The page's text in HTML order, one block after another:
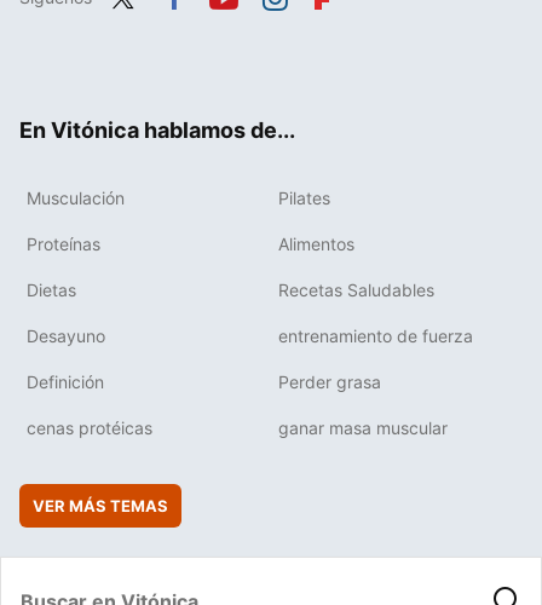
En Vitónica hablamos de...
Musculación Pilates
Proteínas Alimentos
Dietas Recetas Saludables
Desayuno entrenamiento de fuerza
Definición Perder grasa
cenas protéicas ganar masa muscular
VER MÁS TEMAS